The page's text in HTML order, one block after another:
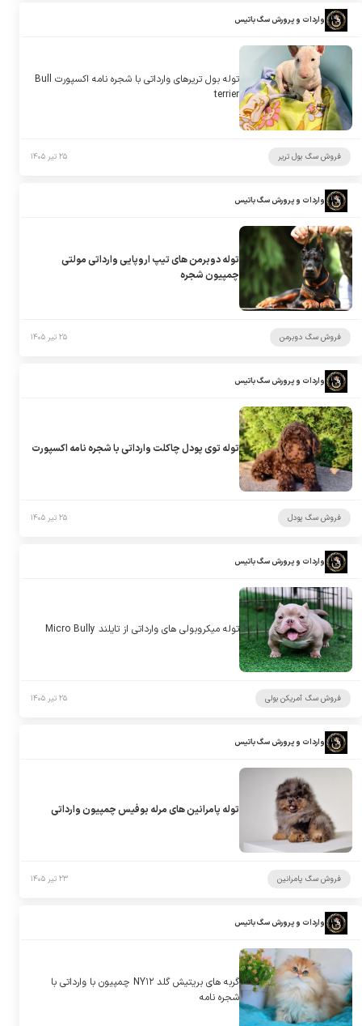
واردات و پرورش سگ باتیس
توله بول تریرهای وارداتی با شجره نامه اکسپورت Bull
terrier
فروش سگ بول تریر ۲۵ تیر ۱۴۰۵
واردات و پرورش سگ باتیس
توله دوبرمن های تیپ اروپایی وارداتی مولتی
چمپیون شجره
فروش سگ دوبرمن ۲۵ تیر ۱۴۰۵
واردات و پرورش سگ باتیس
توله توی پودل چاکلت وارداتی با شجره نامه اکسپورت
فروش سگ پودل ۲۵ تیر ۱۴۰۵
واردات و پرورش سگ باتیس
توله میکروبولی های وارداتی از تایلند Micro Bully
فروش سگ آمریکن بولی ۲۵ تیر ۱۴۰۵
واردات و پرورش سگ باتیس
توله پامرانین های مرله بوفیس چمپیون وارداتی
فروش سگ پامرانین ۲۳ تیر ۱۴۰۵
واردات و پرورش سگ باتیس
گربه های بریتیش گلد NY۱۲ چمپیون با وارداتی با
شجره نامه